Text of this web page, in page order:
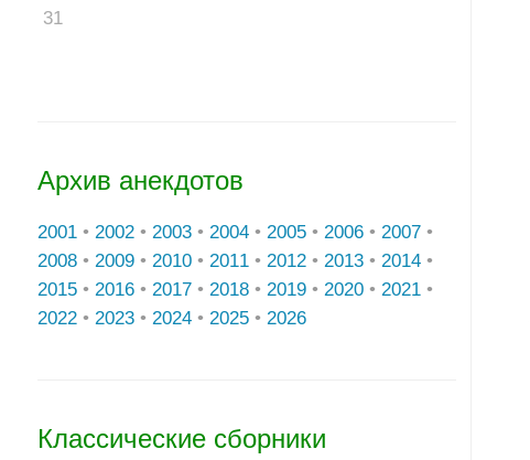
31
Архив анекдотов
2001 • 2002 • 2003 • 2004 • 2005 • 2006 • 2007 •
2008 • 2009 • 2010 • 2011 • 2012 • 2013 • 2014 •
2015 • 2016 • 2017 • 2018 • 2019 • 2020 • 2021 •
2022 • 2023 • 2024 • 2025 • 2026
Классические сборники